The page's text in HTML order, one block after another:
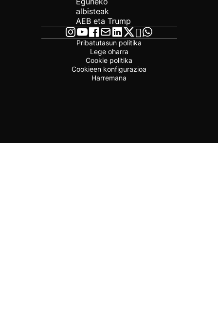
albisteak
AEB eta Trump
Pribatutasun politika
Lege oharra
Cookie politika
Cookieen konfigurazioa
Harremana